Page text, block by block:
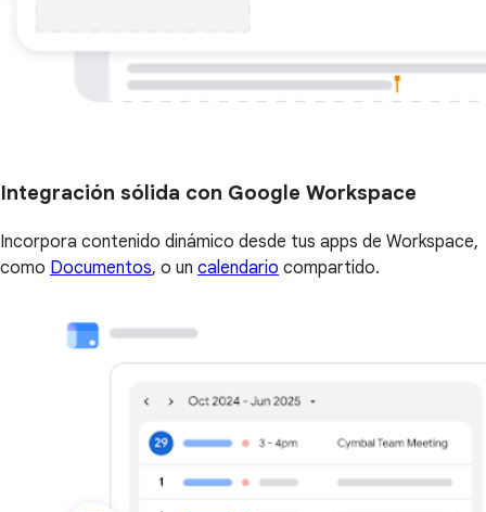
Integración sólida con Google Workspace
Incorpora contenido dinámico desde tus apps de Workspace,
como Documentos, o un calendario compartido.